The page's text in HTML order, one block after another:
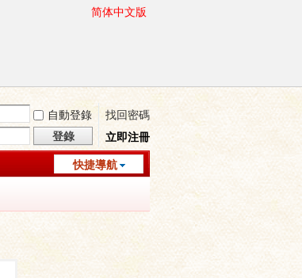
简体中文版
自動登錄
找回密碼
登錄
立即注冊
快捷導航